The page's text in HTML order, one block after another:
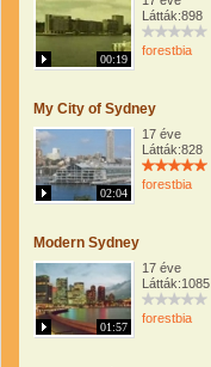
00:19
Látták:898
forestbia
My City of Sydney
02:04
17 éve
Látták:828
forestbia
Modern Sydney
01:57
17 éve
Látták:1085
forestbia